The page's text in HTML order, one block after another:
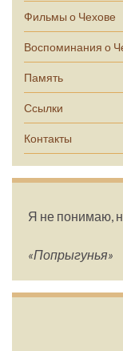
Фильмы о Чехове
Воспоминания о
Память
Ссылки
Контакты
Я не понимаю,
«Попрыгунья»